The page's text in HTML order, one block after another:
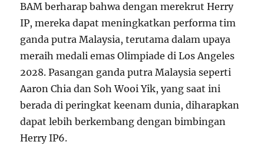
BAM berharap bahwa dengan merekrut Herry
IP, mereka dapat meningkatkan performa tim
ganda putra Malaysia, terutama dalam upaya
meraih medali emas Olimpiade di Los Angeles
2028. Pasangan ganda putra Malaysia seperti
Aaron Chia dan Soh Wooi Yik, yang saat ini
berada di peringkat keenam dunia, diharapkan
dapat lebih berkembang dengan bimbingan
Herry IP6.